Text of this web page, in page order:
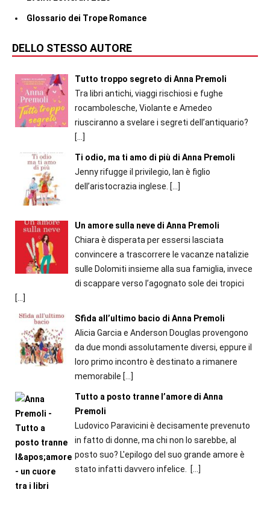
Glossario dei Trope Romance
DELLO STESSO AUTORE
Tutto troppo segreto di Anna Premoli
Tra libri antichi, viaggi rischiosi e fughe
rocambolesche, Violante e Amedeo
riusciranno a svelare i segreti dell’antiquario?
[…]
Ti odio, ma ti amo di più di Anna Premoli
Jenny rifugge il privilegio, Ian è figlio
dell’aristocrazia inglese. […]
Un amore sulla neve di Anna Premoli
Chiara è disperata per essersi lasciata
convincere a trascorrere le vacanze natalizie
sulle Dolomiti insieme alla sua famiglia, invece
di scappare verso l’agognato sole dei tropici
[…]
Sfida all’ultimo bacio di Anna Premoli
Alicia Garcia e Anderson Douglas provengono
da due mondi assolutamente diversi, eppure il
loro primo incontro è destinato a rimanere
memorabile […]
Tutto a posto tranne l’amore di Anna
Premoli
Ludovico Paravicini è decisamente prevenuto
in fatto di donne, ma chi non lo sarebbe, al
posto suo? L'epilogo del suo grande amore è
stato infatti davvero infelice.
[…]